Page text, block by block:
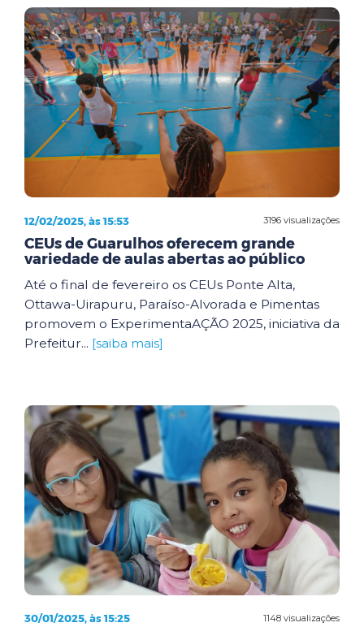
3196 visualizações
12/02/2025, às 15:53
CEUs de Guarulhos oferecem grande
variedade de aulas abertas ao público
Até o final de fevereiro os CEUs Ponte Alta,
Ottawa-Uirapuru, Paraíso-Alvorada e Pimentas
promovem o ExperimentaAÇÃO 2025, iniciativa da
Prefeitur... [saiba mais]
1148 visualizações
30/01/2025, às 15:25